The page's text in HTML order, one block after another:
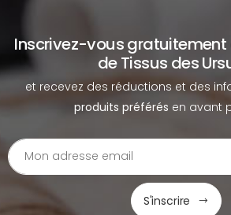
Inscrivez-vous gratuitement
de Tissus des
et recevez des réductions et des
produits préférés en avant
S'inscrire